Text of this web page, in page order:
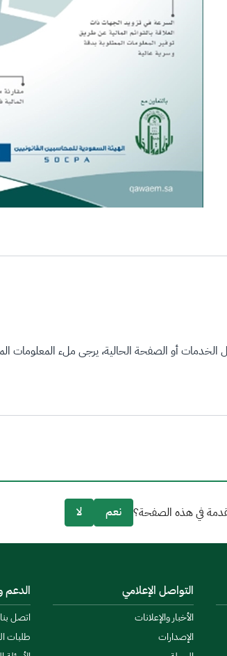
أو الصفحة الحالية، يرجى ملء المعلومات
في هذه الصفحة؟ نعم لا
التواصل الإعلامي
الأخبار والإعلانات
الإصدارات
الدعم
اتصل بنا
طلبات